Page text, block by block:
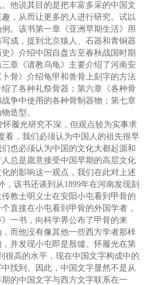
他说其目的是把丰富多采的中国文
，从而让更多的人进行研究。试以
。该书第一章《亚洲早期生活》用
成，提到北京猿人、石器和青铜器
》介绍中国自盘古至春秋战国时期
章《请教乌龟》主要介绍了河南安
骨》介绍龟甲和兽骨上刻字的方法
了各种礼祭骨器；第六章《各种骨
争中使用的各种骨制器物；第七章
造型。
履光研究不深，但观点较为实事求
看，我们必须认为中国人的祖先很早
也必须认为中国的文化大都起源和
总是愿意接受中国早期的高层文化
的影响这一观点，我们在此对上述
，该书还谈到从1899年在河南发现刻
教士明义士在安阳小屯看到甲骨的
直接在小屯看到甲骨的外国学者，
一书，向科学界公布了甲骨的来
而他没有像其他一些西方学者那样
并发现小屯即是殷墟。怀履光在第
很高的水平，现在中国文字构成中的
找到。因此，中国文字显然不是从
的中国文字与西方文字联系在一